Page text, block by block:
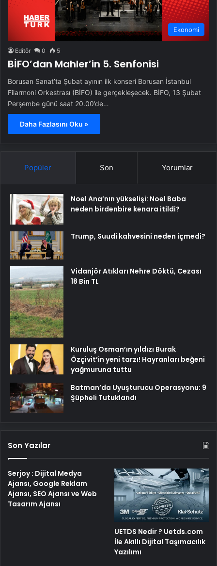
Ekonomi
Editör 0 5
BİFO’dan Mahler’in 5. Senfonisi
Borusan Sanat’ta Şubat ayının ilk konseri Borusan İstanbul
Filarmoni Orkestrası (BİFO) ile gerçekleşecek. BİFO, 13 Şubat
Perşembe günü saat 20.00’de…
Daha Fazlasını Oku »
Popüler Son Yorumlar
Noel Ana’nın yükselişi: Noel Baba
neden birdenbire kenara itildi?
Trump, Suudi kahvesini neden içmedi?
Vidanjör Atıkları Nehre Döktü, Cezası
18 Bin TL
Kuruluş Osman’ın yıldızı Burak
Özçivit’in yeni tarzı! Hayranları beğeni
yağmuruna tuttu
Batman’da Uyuşturucu Operasyonu: 9
Şüpheli Tutuklandı
Son Yazılar
Serjoy : Dijital Medya
Ajansı, Google Reklam
Ajansı, SEO Ajansı ve Web
Tasarım Ajansı
UETDS Nedir ? Uetds.com
İle Akıllı Dijital Taşımacılık
Yazılımı